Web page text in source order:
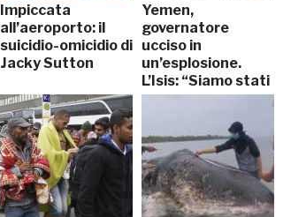
Impiccata
all’aeroporto: il
suicidio-omicidio di
Jacky Sutton
Yemen,
governatore
ucciso in
un’esplosione.
L’Isis: “Siamo stati
noi”